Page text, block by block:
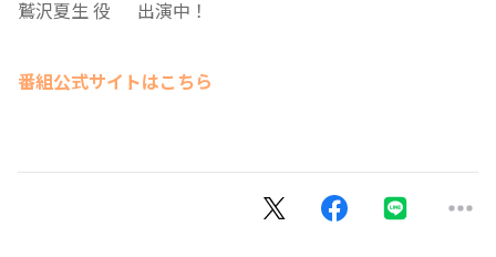
鷲沢夏生 役 出演中！
番組公式サイトはこちら